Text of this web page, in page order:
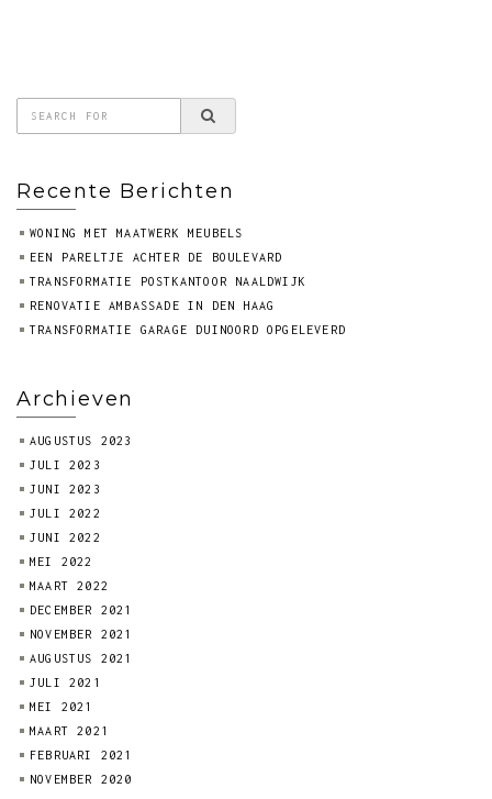
Recente Berichten
WONING MET MAATWERK MEUBELS
EEN PARELTJE ACHTER DE BOULEVARD
TRANSFORMATIE POSTKANTOOR NAALDWIJK
RENOVATIE AMBASSADE IN DEN HAAG
TRANSFORMATIE GARAGE DUINOORD OPGELEVERD
Archieven
AUGUSTUS 2023
JULI 2023
JUNI 2023
JULI 2022
JUNI 2022
MEI 2022
MAART 2022
DECEMBER 2021
NOVEMBER 2021
AUGUSTUS 2021
JULI 2021
MEI 2021
MAART 2021
FEBRUARI 2021
NOVEMBER 2020